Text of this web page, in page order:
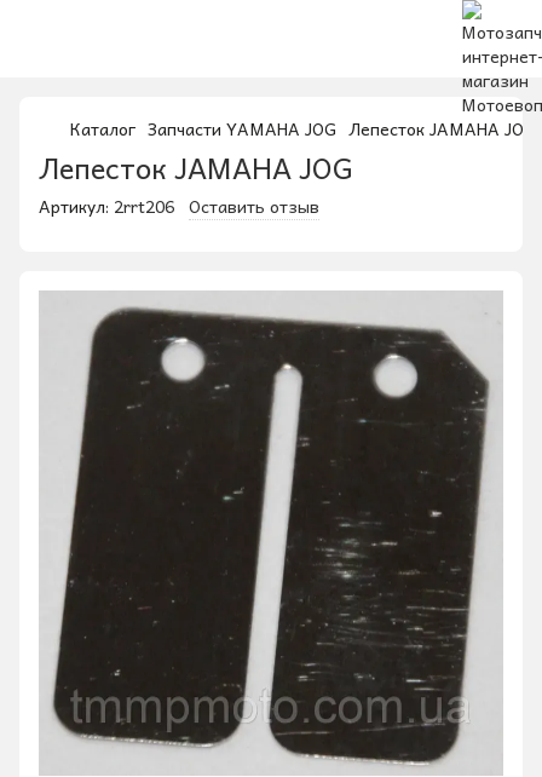
Каталог Запчасти YAMAHA JOG Лепесток JAMAHA JOG
Лепесток JAMAHA JOG
Артикул: 2rrt206 Оставить отзыв